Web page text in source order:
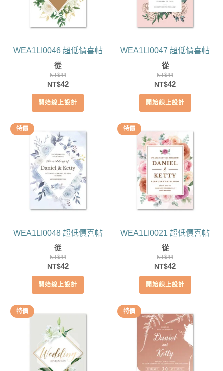
WEA1LI0046 超低價喜帖
從
NT$44
原
始
價
格：
NT$42目
前
價
格：
開始線上設計
WEA1LI0047 超低價喜帖
從
NT$44
原
始
價
格：
NT$42目
前
價
格：
開始線上設計
特價
WEA1LI0048 超低價喜帖
從
NT$44
原
始
價
格：
NT$42目
前
價
格：
開始線上設計
特價
WEA1LI0021 超低價喜帖
從
NT$44
原
始
價
格：
NT$42目
前
價
格：
開始線上設計
特價 特價